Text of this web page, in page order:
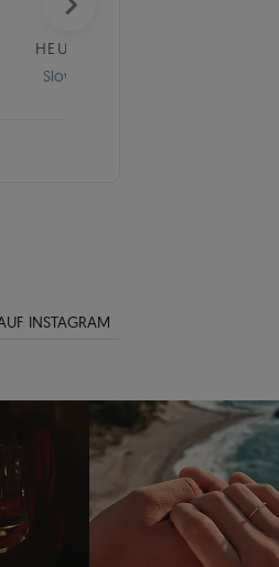
175
HEUREKA
Slowakei
INSTAGRAM